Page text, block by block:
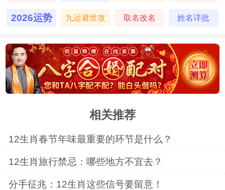
2026运势 九运避世攻 取名改名 姓名详批
相关推荐
12生肖春节年味最重要的环节是什么？
12生肖旅行禁忌：哪些地方不宜去？
分手征兆：12生肖这些信号要留意！